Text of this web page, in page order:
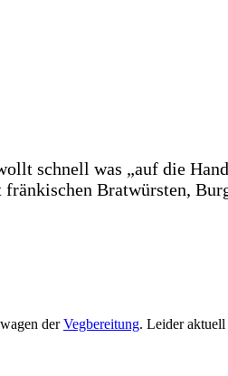
schnell was „auf die
Bratwürsten,
derVegbereitung. Leider aktuell